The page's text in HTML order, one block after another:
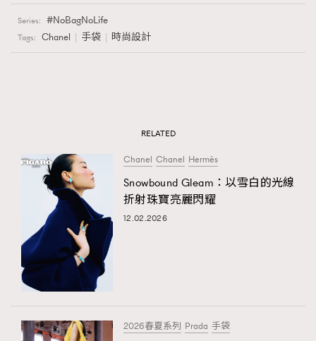
Series: NoBagNoLife
Tags: Chanel 手袋 時尚設計
RELATED
Chanel Chanel Hermès
Snowbound Gleam：以雪白的光線
折射珠寶亮麗閃耀
12.02.2026
2026春夏系列 Prada 手袋